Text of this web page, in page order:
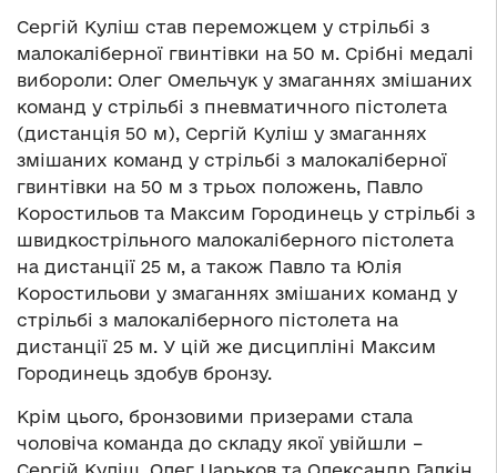
Сергій Куліш став переможцем у стрільбі з
малокаліберної гвинтівки на 50 м. Срібні медалі
вибороли: Олег Омельчук у змаганнях змішаних
команд у стрільбі з пневматичного пістолета
(дистанція 50 м), Сергій Куліш у змаганнях
змішаних команд у стрільбі з малокаліберної
гвинтівки на 50 м з трьох положень, Павло
Коростильов та Максим Городинець у стрільбі з
швидкострільного малокаліберного пістолета
на дистанції 25 м, а також Павло та Юлія
Коростильови у змаганнях змішаних команд у
стрільбі з малокаліберного пістолета на
дистанції 25 м. У цій же дисципліні Максим
Городинець здобув бронзу.
Крім цього, бронзовими призерами стала
чоловіча команда до складу якої увійшли –